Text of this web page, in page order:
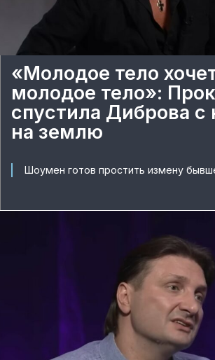
«Молодое тело
молодое тело»:
спустила Диброва с
на землю
Шоумен готов простить измену